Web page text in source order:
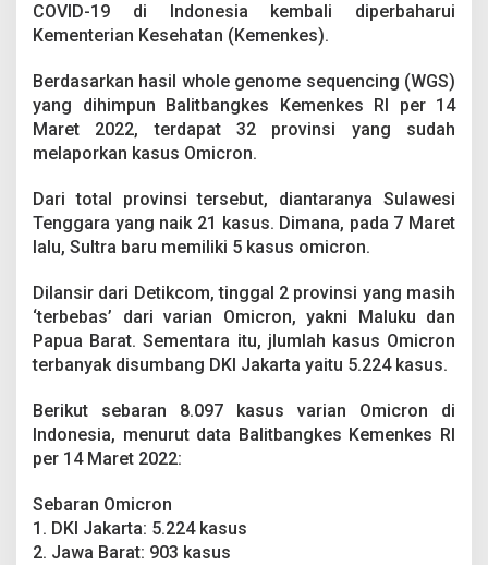
i
l
y
a
I
a
n
g
i
a
m
u
O
m
i
r
o
n
COVID-19 di Indonesia kembali diperbaharui
Kementerian Kesehatan (Kemenkes).
Berdasarkan hasil whole genome sequencing (WGS)
yang dihimpun Balitbangkes Kemenkes RI per 14
Maret 2022, terdapat 32 provinsi yang sudah
melaporkan kasus Omicron.
Dari total provinsi tersebut, diantaranya Sulawesi
Tenggara yang naik 21 kasus. Dimana, pada 7 Maret
lalu, Sultra baru memiliki 5 kasus omicron.
Dilansir dari Detikcom, tinggal 2 provinsi yang masih
‘terbebas’ dari varian Omicron, yakni Maluku dan
Papua Barat. Sementara itu, jlumlah kasus Omicron
terbanyak disumbang DKI Jakarta yaitu 5.224 kasus.
Berikut sebaran 8.097 kasus varian Omicron di
Indonesia, menurut data Balitbangkes Kemenkes RI
per 14 Maret 2022:
Sebaran Omicron
1. DKI Jakarta: 5.224 kasus
2. Jawa Barat: 903 kasus